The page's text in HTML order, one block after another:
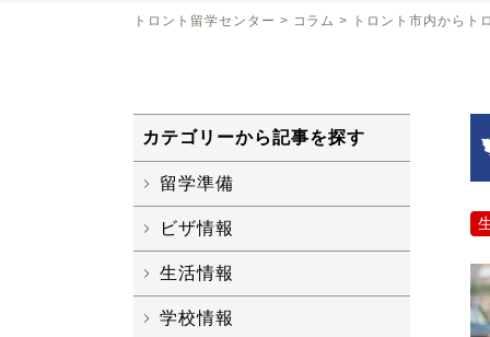
トロント留学センター > コラム > トロント市内からト
カテゴリーから記事を探す
留学準備
ビザ情報
生活情報
学校情報